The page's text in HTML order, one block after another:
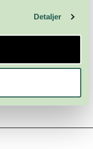
Detaljer